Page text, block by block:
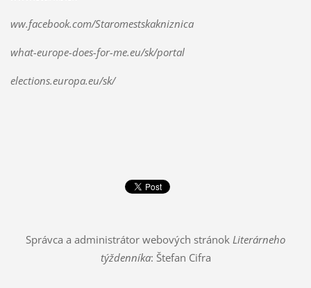
ww.facebook.com/Staromestskakniznica
what-europe-does-for-me.eu/sk/portal
elections.europa.eu/sk/
Správca a administrátor webových stránok Literárneho
týždenníka: Štefan Cifra